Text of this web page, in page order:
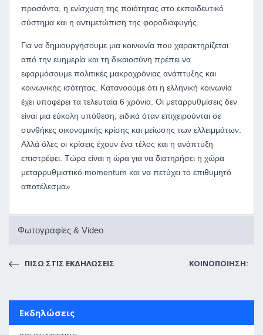
προσόντα, η ενίσχυση της ποιότητας στο εκπαιδευτικό
σύστημα και η αντιμετώπιση της φοροδιαφυγής.
Για να δημιουργήσουμε μια κοινωνία που χαρακτηρίζεται
από την ευημερία και τη δικαιοσύνη πρέπει να
εφαρμόσουμε πολιτικές μακροχρόνιας ανάπτυξης και
κοινωνικής ισότητας. Κατανοούμε ότι η ελληνική κοινωνία
έχει υποφέρει τα τελευταία 6 χρόνια. Οι μεταρρυθμίσεις δεν
είναι μια εύκολη υπόθεση, ειδικά όταν επιχειρούνται σε
συνθήκες οικονομικής κρίσης και μείωσης των ελλειμμάτων.
Αλλά όλες οι κρίσεις έχουν ένα τέλος και η ανάπτυξη
επιστρέφει. Τώρα είναι η ώρα για να διατηρήσει η χώρα
μεταρρυθμιστικό momentum και να πετύχει το επιθυμητό
αποτέλεσμα».
Φωτογραφίες & Video
ΠΙΣΩ ΣΤΙΣ ΕΚΔΗΛΩΣΕΙΣ ΚΟΙΝΟΠΟΙΗΣΗ:
Εκδηλώσεις